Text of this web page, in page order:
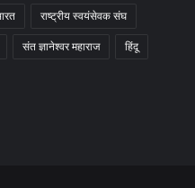
राष्ट्रीय स्वयंसेवक संघ
संत ज्ञानेश्वर महाराज हिंदू